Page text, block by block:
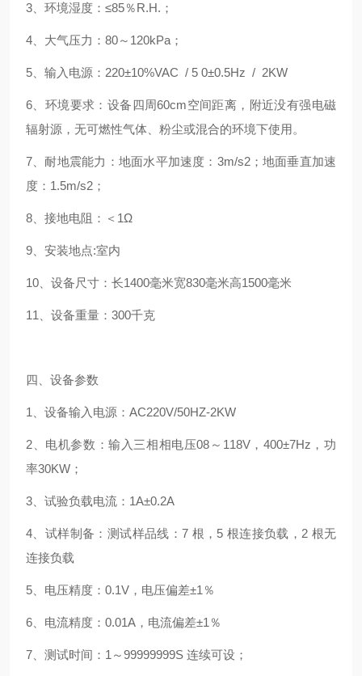
3、环境湿度：≤85％R.H.；
4、大气压力：80～120kPa；
5、输入电源：220±10%VAC / 5 0±0.5Hz / 2KW
6、环境要求：设备四周60cm空间距离，附近没有强电磁
辐射源，无可燃性气体、粉尘或混合的环境下使用。
7、耐地震能力：地面水平加速度：3m/s2；地面垂直加速
度：1.5m/s2；
8、接地电阻：＜1Ω
9、安装地点:室内
10、设备尺寸：长1400毫米宽830毫米高1500毫米
11、设备重量：300千克
四、设备参数
1、设备输入电源：AC220V/50HZ-2KW
2、电机参数：输入三相相电压08～118V，400±7Hz，功
率30KW；
3、试验负载电流：1A±0.2A
4、试样制备：测试样品线：7 根，5 根连接负载，2 根无
连接负载
5、电压精度：0.1V，电压偏差±1％
6、电流精度：0.01A，电流偏差±1％
7、测试时间：1～99999999S 连续可设；